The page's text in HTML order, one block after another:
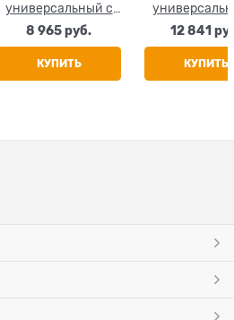
универсальный с
манометром 3/4"
ВР-1" НР
8 965 руб.
КУПИТЬ
манометром
1/4" НР
12 841
КУПИТЬ